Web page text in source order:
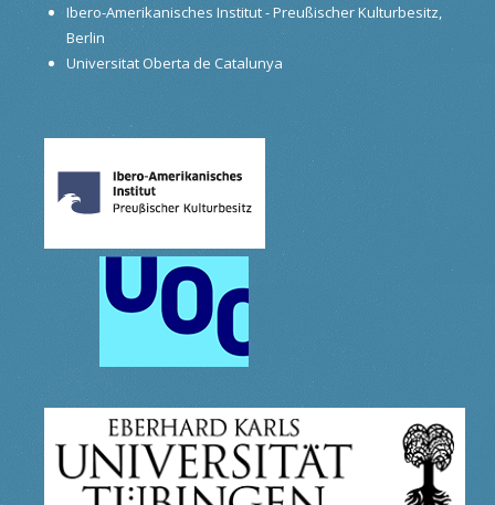
Ibero-Amerikanisches Institut - Preußischer Kulturbesitz,
Berlin
Universitat Oberta de Catalunya